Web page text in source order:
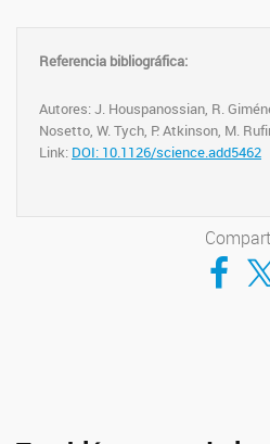
Referencia bibliográfica:
Autores: J. Houspanossian, R.
Nosetto, W. Tych, P. Atkinson, M.
Link: DOI: 10.1126/science.add5462